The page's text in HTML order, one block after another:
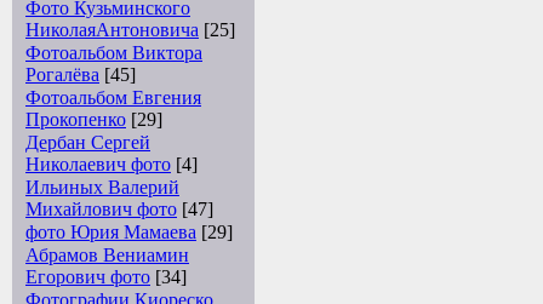
Фото Кузьминского
НиколаяАнтоновича [25]
Фотоальбом Виктора
Рогалёва [45]
Фотоальбом Евгения
Прокопенко [29]
Дербан Сергей
Николаевич фото [4]
Ильиных Валерий
Михайлович фото [47]
фото Юрия Мамаева [29]
Абрамов Вениамин
Егорович фото [34]
Фотографии Киореско